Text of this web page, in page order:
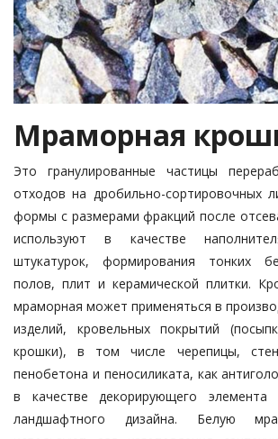
Мраморная
Это гранулированные частицы
отходов на дробильно-сортировочных
формы с размерами фракций после
используют в качестве
штукатурок, формирования тонких
полов, плит и керамической плитки.
мраморная может применяться в
изделий, кровельных покрытий
крошки), в том числе черепицы,
пенобетона и пеносиликата, как
в качестве декорирующего
ландшафтного дизайна. Белую